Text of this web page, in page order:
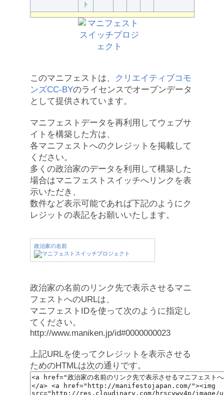
ト
このマニフェストは、
クリエイティブコモ
ンズCC-BYのライセンスでオープンデータ
として提供されています。
マニフェストデータを再利用してウェブサ
イトを構築した方は、
各マニフェストへのクレジットを掲載して
ください。
多くの政治家のデータを利用して構築した
場合はマニフェストスイッチへリンクを表
示いただき、
数件など表示可能であれば下記のようにク
レジットの表記をお願いいたします。
政治家の名前
政治家の名前のリンク先で表示させるマニ
フェストへのURLは、
マニフェストIDを使って次のように指定し
てください。
http://www.maniken.jp/id#0000000023
上記URLを使ってクレジットを表示させる
ためのHTMLは次の通りです。